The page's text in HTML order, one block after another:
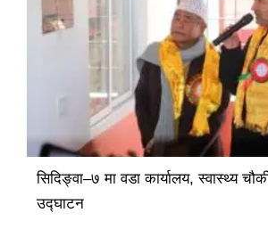
सिदिङ्वा–७ मा वडा कार्यालय, स्वास्थ्य
उद्घाटन